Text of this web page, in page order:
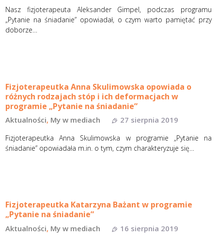
Nasz fizjoterapeuta Aleksander Gimpel, podczas programu
„Pytanie na śniadanie” opowiadał, o czym warto pamiętać przy
doborze…
Fizjoterapeutka Anna Skulimowska opowiada o
różnych rodzajach stóp i ich deformacjach w
programie „Pytanie na śniadanie”
Aktualności, My w mediach 27 sierpnia 2019
Fizjoterapeutka Anna Skulimowska w programie „Pytanie na
śniadanie” opowiadała m.in. o tym, czym charakteryzuje się…
Fizjoterapeutka Katarzyna Bażant w programie
„Pytanie na śniadanie”
Aktualności, My w mediach 16 sierpnia 2019